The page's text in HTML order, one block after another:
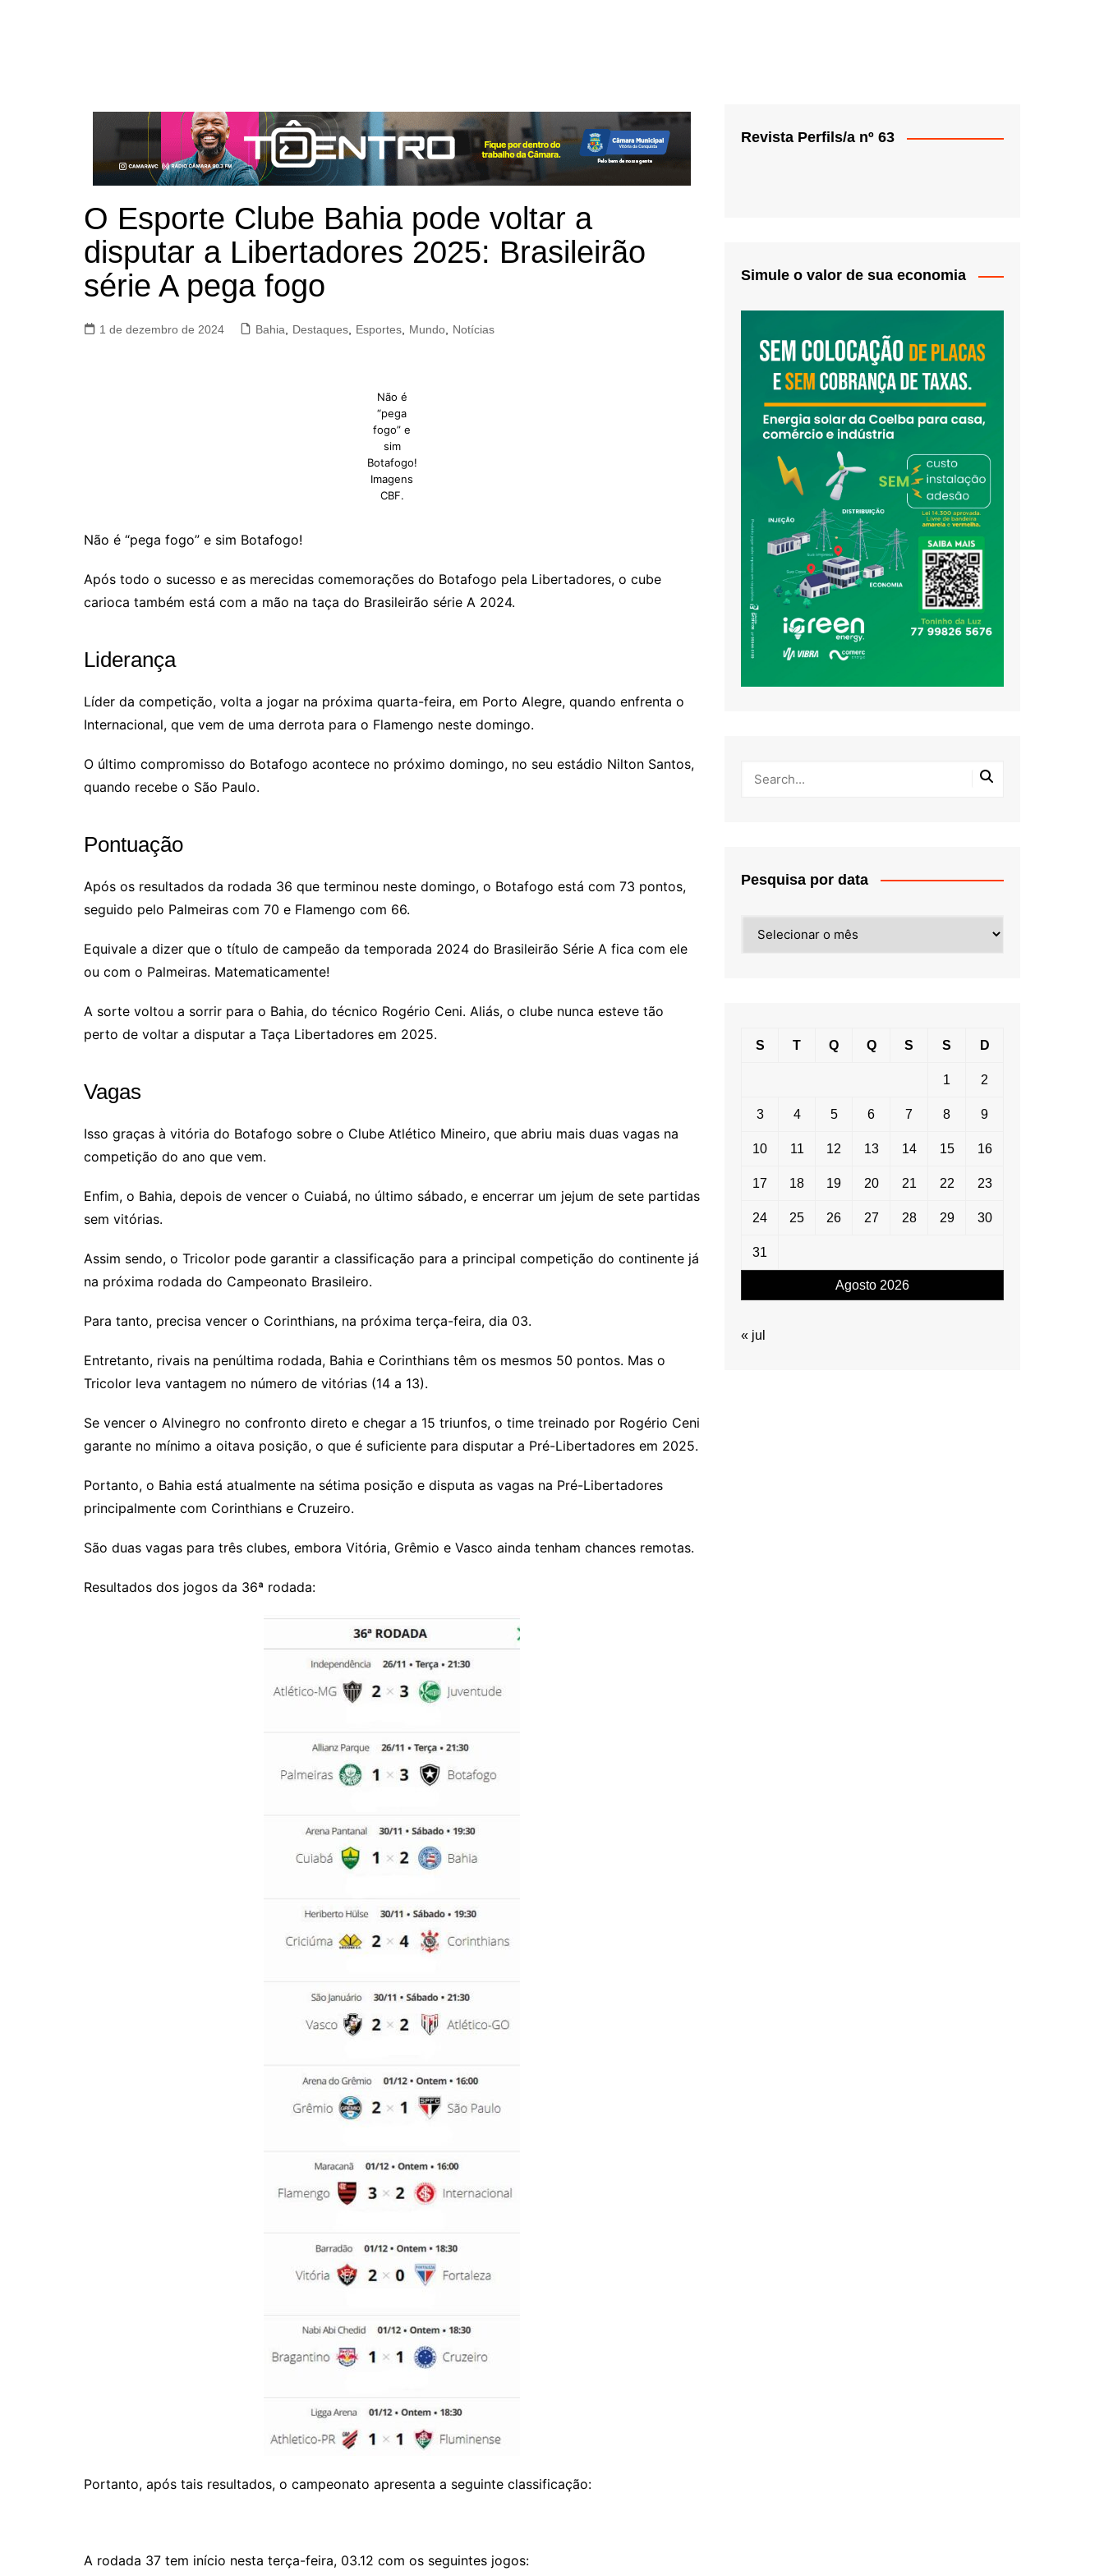
O Esporte Clube Bahia pode voltar a
disputar a Libertadores 2025: Brasileirão
série A pega fogo
1 de dezembro de 2024 Bahia Destaques Esportes Mundo Notícias
Não é
“pega
fogo” e
sim
Botafogo!
Imagens
CBF.
Não é “pega fogo” e sim Botafogo!
Após todo o sucesso e as merecidas comemorações do Botafogo pela Libertadores, o cube
carioca também está com a mão na taça do Brasileirão série A 2024.
Liderança
Líder da competição, volta a jogar na próxima quarta-feira, em Porto Alegre, quando enfrenta o
Internacional, que vem de uma derrota para o Flamengo neste domingo.
O último compromisso do Botafogo acontece no próximo domingo, no seu estádio Nilton Santos,
quando recebe o São Paulo.
Pontuação
Após os resultados da rodada 36 que terminou neste domingo, o Botafogo está com 73 pontos,
seguido pelo Palmeiras com 70 e Flamengo com 66.
Equivale a dizer que o título de campeão da temporada 2024 do Brasileirão Série A fica com ele
ou com o Palmeiras. Matematicamente!
A sorte voltou a sorrir para o Bahia, do técnico Rogério Ceni. Aliás, o clube nunca esteve tão
perto de voltar a disputar a Taça Libertadores em 2025.
Vagas
Isso graças à vitória do Botafogo sobre o Clube Atlético Mineiro, que abriu mais duas vagas na
competição do ano que vem.
Enfim, o Bahia, depois de vencer o Cuiabá, no último sábado, e encerrar um jejum de sete partidas
sem vitórias.
Assim sendo, o Tricolor pode garantir a classificação para a principal competição do continente já
na próxima rodada do Campeonato Brasileiro.
Para tanto, precisa vencer o Corinthians, na próxima terça-feira, dia 03.
Entretanto, rivais na penúltima rodada, Bahia e Corinthians têm os mesmos 50 pontos. Mas o
Tricolor leva vantagem no número de vitórias (14 a 13).
Se vencer o Alvinegro no confronto direto e chegar a 15 triunfos, o time treinado por Rogério Ceni
garante no mínimo a oitava posição, o que é suficiente para disputar a Pré-Libertadores em 2025.
Portanto, o Bahia está atualmente na sétima posição e disputa as vagas na Pré-Libertadores
principalmente com Corinthians e Cruzeiro.
São duas vagas para três clubes, embora Vitória, Grêmio e Vasco ainda tenham chances remotas.
Resultados dos jogos da 36ª rodada:
Portanto, após tais resultados, o campeonato apresenta a seguinte classificação:
A rodada 37 tem início nesta terça-feira, 03.12 com os seguintes jogos:
Revista Perfils/a nº 63
Simule o valor de sua economia
Pesquisa por data
por
Agosto 2026
S T Q Q S S D
1 2
3 4 5 6 7 8 9
10 11 12 13 14 15 16
17 18 19 20 21 22 23
24 25 26 27 28 29 30
31
« jul